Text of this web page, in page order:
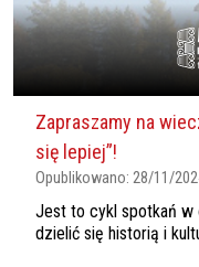
Zapraszamy na
się lepiej”!
Opublikowano: 28/11/
Jest to cykl spotkań w
dzielić się historią i